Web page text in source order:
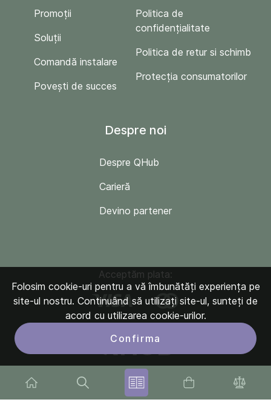
Promoții
Soluții
Comandă instalare
Povești de succes
Politica de
confidențialitate
Politica de retur si schimb
Protecția consumatorilor
Despre noi
Despre QHub
Carieră
Devino partener
Acceptăm plata:
Folosim cookie-uri pentru a vă îmbunătăți experiența pe
site-ul nostru. Continuând să utilizați site-ul, sunteți de
acord cu utilizarea cookie-urilor.
Confirma